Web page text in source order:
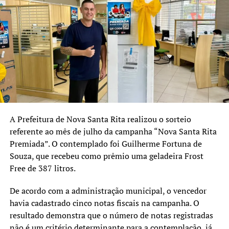
importante para
consolidarmos políticas
públicas eficientes, sempre
com transparência e
diálogo com a população”,
afirmou.
O secretário municipal de Segurança Pública, Moacir
Godoi, destacou que a reunião também será um espaço
para apresentar os resultados do primeiro semestre e
discutir as ações previstas para os próximos anos.
“O Conselho de Segurança é
um espaço de diálogo e
A Prefeitura de Nova Santa Rita realizou o sorteio
referente ao mês de julho da campanha “Nova Santa Rita
Premiada”. O contemplado foi Guilherme Fortuna de
Souza, que recebeu como prêmio uma geladeira Frost
Free de 387 litros.
De acordo com a administração municipal, o vencedor
havia cadastrado cinco notas fiscais na campanha. O
resultado demonstra que o número de notas registradas